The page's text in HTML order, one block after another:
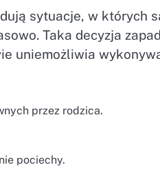
sytuacje, w których
Taka decyzja
uniemożliwia
przez rodzica.
pociechy.